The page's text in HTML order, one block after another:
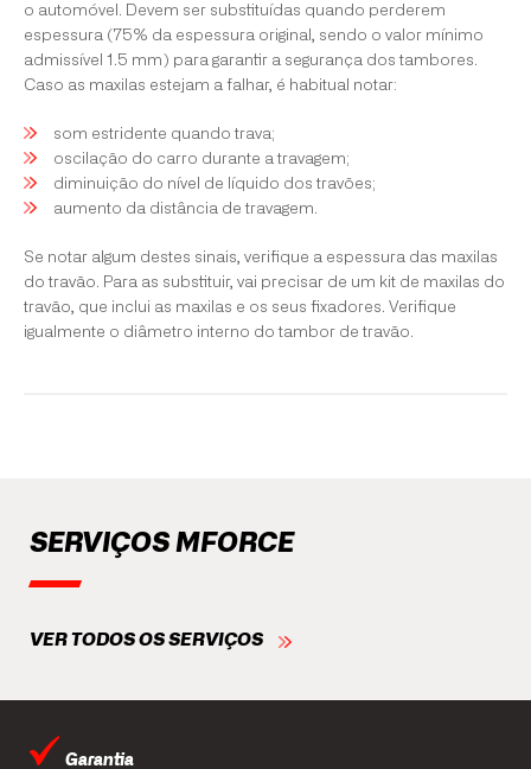
o automóvel. Devem ser substituídas quando perderem
espessura (75% da espessura original, sendo o valor mínimo
admissível 1.5 mm) para garantir a segurança dos tambores.
Caso as maxilas estejam a falhar, é habitual notar:
som estridente quando trava;
oscilação do carro durante a travagem;
diminuição do nível de líquido dos travões;
aumento da distância de travagem.
Se notar algum destes sinais, verifique a espessura das maxilas
do travão. Para as substituir, vai precisar de um kit de maxilas do
travão, que inclui as maxilas e os seus fixadores. Verifique
igualmente o diâmetro interno do tambor de travão.
SERVIÇOS MFORCE
VER TODOS OS SERVIÇOS
Garantia